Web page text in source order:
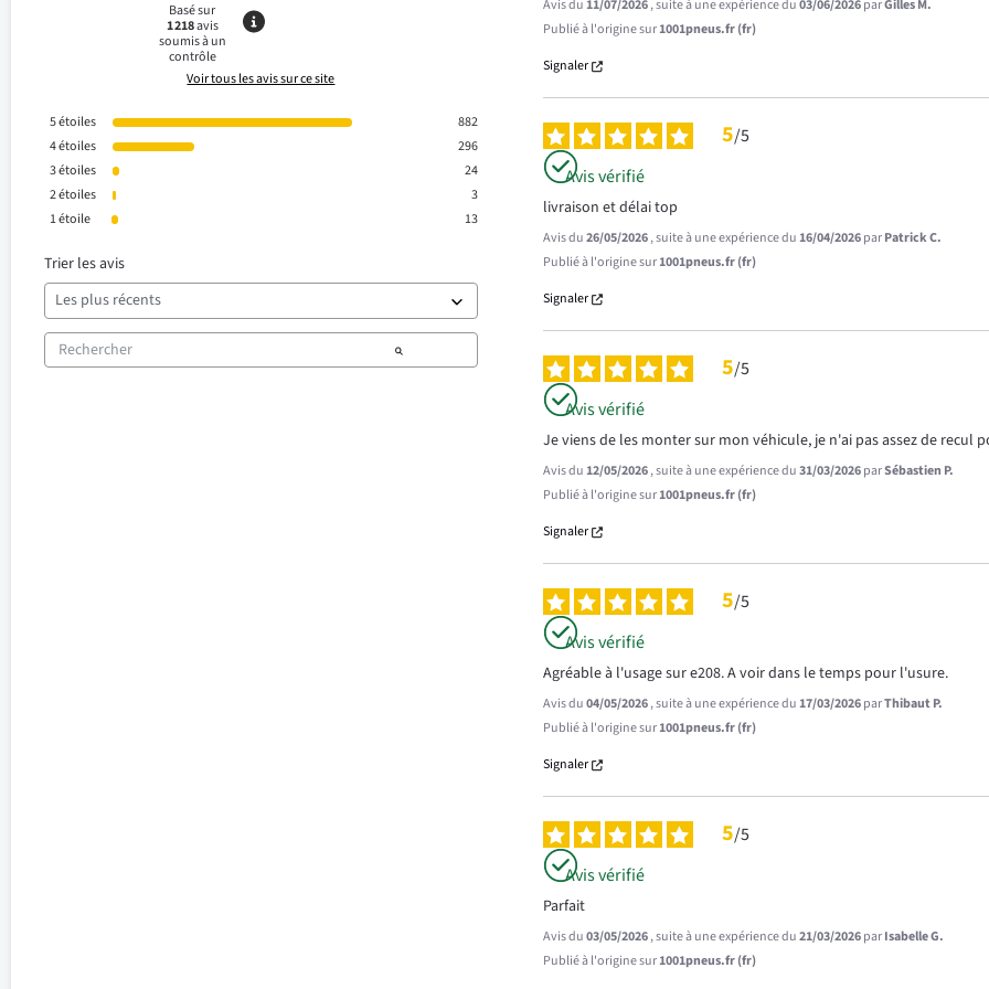
Basé sur
1 218avis
soumis à un
contrôle
Voir tous les avis sur ce site
5étoiles
882
4étoiles
296
3étoiles
24
2étoiles
3
1étoile 13
Trier les avis
Avis du11/07/2026, suite à une expérience du03/06/2026parGilles M.
Publié à l'origine sur1001pneus.fr (fr)
Signaler
5/5
Avis vérifié
livraison et délai top
Avis du26/05/2026, suite à une expérience du16/04/2026parPatrick C.
Publié à l'origine sur1001pneus.fr (fr)
Signaler
5/5
Avis vérifié
Je viens de les monter sur mon véhicule, je n'ai pas assez de recul
Avis du12/05/2026, suite à une expérience du31/03/2026parSébastien P.
Publié à l'origine sur1001pneus.fr (fr)
Signaler
5/5
Avis vérifié
Agréable à l'usage sur e208. A voir dans le temps pour l'usure.
Avis du04/05/2026, suite à une expérience du17/03/2026parThibaut P.
Publié à l'origine sur1001pneus.fr (fr)
Signaler
5/5
Avis vérifié
Parfait
Avis du03/05/2026, suite à une expérience du21/03/2026parIsabelle G.
Publié à l'origine sur1001pneus.fr (fr)